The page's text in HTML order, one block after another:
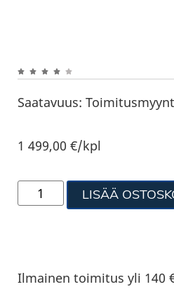
Saatavuus:
1 499,00€/kpl
LISÄÄ
Ilmainen toimitus yli 140